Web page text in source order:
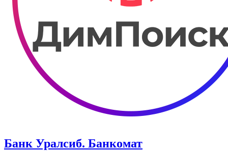
Банк Уралсиб. Банкомат